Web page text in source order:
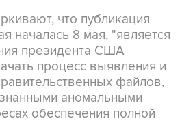
что публикация
началась 8 мая, "является
президента США
процесс выявления и
файлов,
аномальными
обеспечения полной